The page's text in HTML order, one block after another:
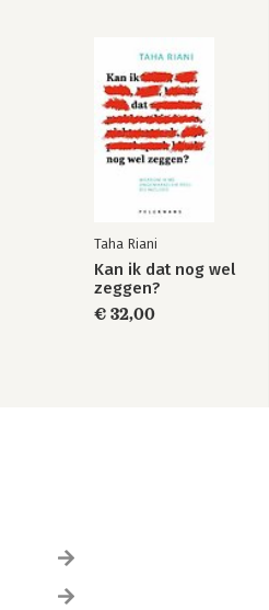
Taha Riani
Kan ik dat nog wel
zeggen?
€ 32,00